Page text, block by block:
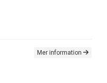
Mer information